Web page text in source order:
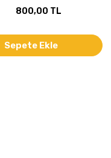
800,00 TL
Sepete Ekle